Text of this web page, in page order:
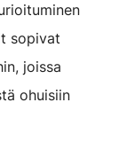
sopivat
joissa
ohuisiin